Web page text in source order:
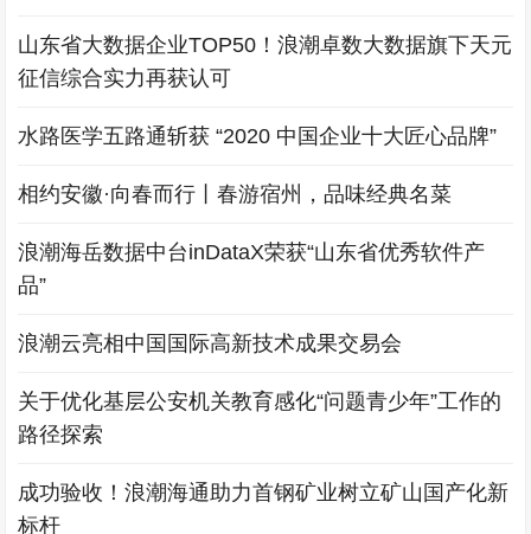
山东省大数据企业TOP50！浪潮卓数大数据旗下天元
征信综合实力再获认可
水路医学五路通斩获 “2020 中国企业十大匠心品牌”
相约安徽·向春而行丨春游宿州，品味经典名菜
浪潮海岳数据中台inDataX荣获“山东省优秀软件产
品”
浪潮云亮相中国国际高新技术成果交易会
关于优化基层公安机关教育感化“问题青少年”工作的
路径探索
成功验收！浪潮海通助力首钢矿业树立矿山国产化新
标杆